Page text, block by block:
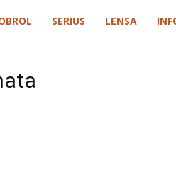
SERIUS LENSA